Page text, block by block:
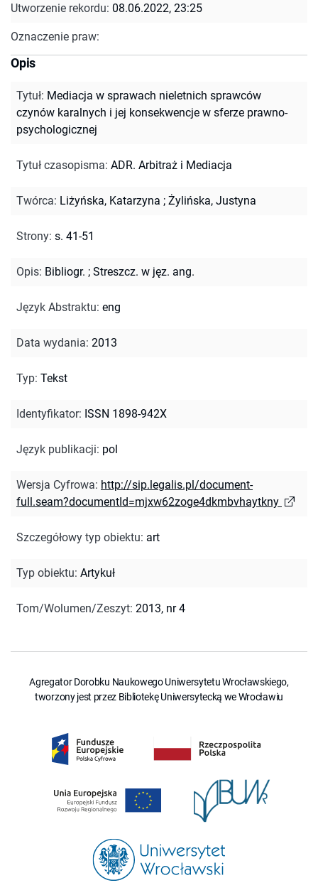
Utworzenie rekordu: 08.06.2022, 23:25
Oznaczenie praw:
Opis
Tytuł: Mediacja w sprawach nieletnich sprawców
czynów karalnych i jej konsekwencje w sferze prawno-
psychologicznej
Tytuł czasopisma: ADR. Arbitraż i Mediacja
Twórca: Liżyńska, Katarzyna ; Żylińska, Justyna
Strony: s. 41-51
Opis: Bibliogr. ; Streszcz. w jęz. ang.
Język Abstraktu: eng
Data wydania: 2013
Typ: Tekst
Identyfikator: ISSN 1898-942X
Język publikacji: pol
Wersja Cyfrowa: http://sip.legalis.pl/document-
full.seam?documentId=mjxw62zoge4dkmbvhaytkny
Szczegółowy typ obiektu: art
Typ obiektu: Artykuł
Tom/Wolumen/Zeszyt: 2013, nr 4
Agregator Dorobku Naukowego Uniwersytetu Wrocławskiego,
tworzony jest przez Bibliotekę Uniwersytecką we Wrocławiu